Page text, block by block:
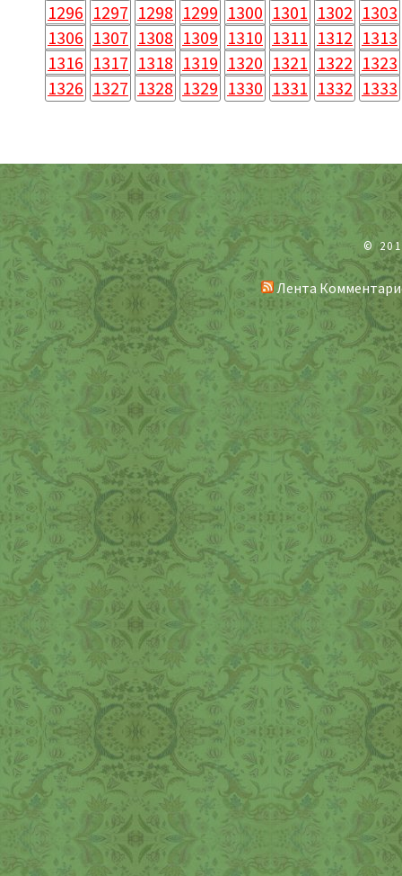
1296 1297 1298 1299 1300 1301 1302 1303
1306 1307 1308 1309 1310 1311 1312 1313
1316 1317 1318 1319 1320 1321 1322 1323
1326 1327 1328 1329 1330 1331 1332 1333
©
Лента